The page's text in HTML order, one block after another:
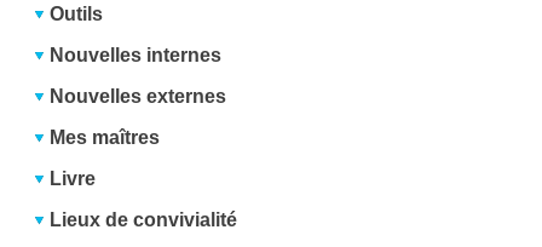
Outils
Nouvelles internes
Nouvelles externes
Mes maîtres
Livre
Lieux de convivialité